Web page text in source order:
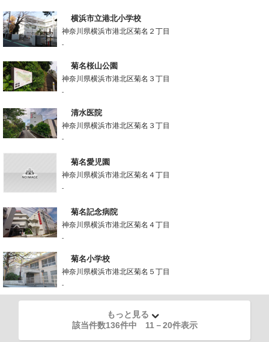
横浜市立港北小学校
神奈川県横浜市港北区菊名２丁目
-
菊名桜山公園
神奈川県横浜市港北区菊名３丁目
-
清水医院
神奈川県横浜市港北区菊名３丁目
-
菊名愛児園
神奈川県横浜市港北区菊名４丁目
-
菊名記念病院
神奈川県横浜市港北区菊名４丁目
-
菊名小学校
神奈川県横浜市港北区菊名５丁目
-
もっと見る
該当件数136件中 11－20件表示